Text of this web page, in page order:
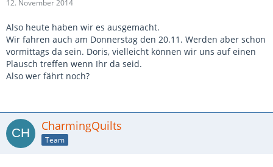
12. November 2014
Also heute haben wir es ausgemacht.
Wir fahren auch am Donnerstag den 20.11. Werden aber schon
vormittags da sein. Doris, vielleicht können wir uns auf einen
Plausch treffen wenn Ihr da seid.
Also wer fährt noch?
CharmingQuilts
Team